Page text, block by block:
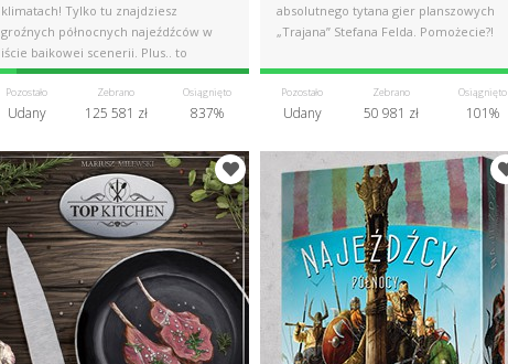
klimatach! Tylko tu znajdziesz
groźnych północnych najeźdźców w
iście bajkowej scenerii. Plus.. to
świetna gra!
Pozostało
Udany
Zebrano
125 581 zł
Osiągnięto
837%
absolutnego tytana gier planszowych
„Trajana” Stefana Felda. Pomożecie?!
Pozostało
Udany
Zebrano
50 981 zł
Osiągnięto
101%